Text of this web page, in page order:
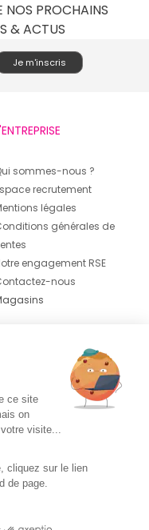
NOS PROCHAINS
& ACTUS
sommes-nous ?
recrutement
légales
générales de
engagement RSE
nous
ce site
on
visite...
cliquez sur le lien
de page.